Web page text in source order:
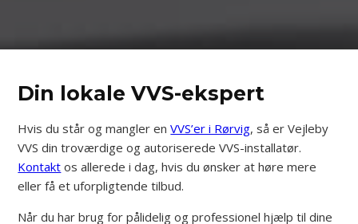
Din lokale VVS-ekspert
Hvis du står og mangler enVVS’er i Rørvig, så er Vejleby
VVS din troværdige og autoriserede VVS-installatør.
Kontakt os allerede i dag, hvis du ønsker at høre mere
eller få et uforpligtende tilbud.
Når du har brug for pålidelig og professionel hjælp til dine